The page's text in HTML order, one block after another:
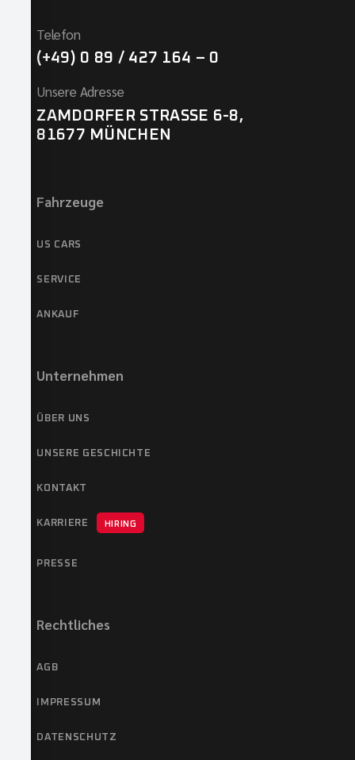
Telefon
(+49) 0 89 / 427 164 – 0
Unsere Adresse
ZAMDORFER STRASSE 6-8,
81677 MÜNCHEN
Fahrzeuge
US CARS
SERVICE
ANKAUF
Unternehmen
ÜBER UNS
UNSERE GESCHICHTE
KONTAKT
KARRIERE HIRING
PRESSE
Rechtliches
AGB
IMPRESSUM
DATENSCHUTZ